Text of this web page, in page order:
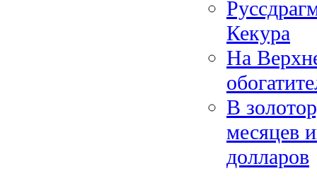
Кекура
На
В
месяцев
долларов